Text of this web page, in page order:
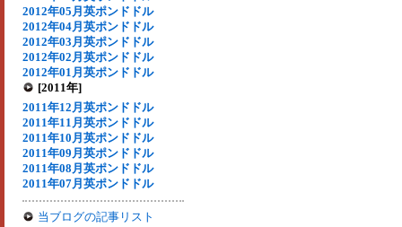
2012年05月英ポンドドル
2012年04月英ポンドドル
2012年03月英ポンドドル
2012年02月英ポンドドル
2012年01月英ポンドドル
[2011年]
2011年12月英ポンドドル
2011年11月英ポンドドル
2011年10月英ポンドドル
2011年09月英ポンドドル
2011年08月英ポンドドル
2011年07月英ポンドドル
当ブログの記事リスト